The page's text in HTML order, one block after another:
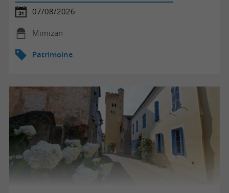
07/08/2026
Mimizan
Patrimoine